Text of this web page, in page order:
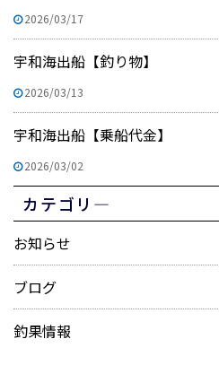
2026/03/17
宇和海出船【釣り物】
2026/03/13
宇和海出船【乗船代金】
2026/03/02
カテゴリ―
お知らせ
ブログ
釣果情報